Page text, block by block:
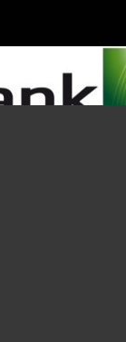
tous droits